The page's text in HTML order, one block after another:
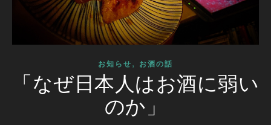
お知らせ, お酒の話
「なぜ日本人はお酒に弱い
のか」